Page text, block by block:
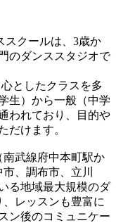
スクールは、3歳か
のダンススタジオで
としたクラスを多
生）から一般（中学
われており、目的や
だけます。
南武線府中本町駅か
、調布市、立川
る地域最大規模のダ
レッスンも豊富に
ン後のコミュニケー